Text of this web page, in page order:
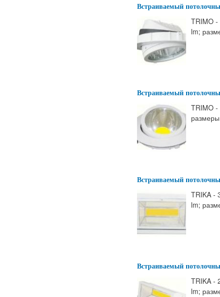
Встраиваемый
TRIMO -
lm;
Встраиваемый
TRIMO -
Встраиваемый
TRIKA -
lm;
Встраиваемый
TRIKA -
lm;